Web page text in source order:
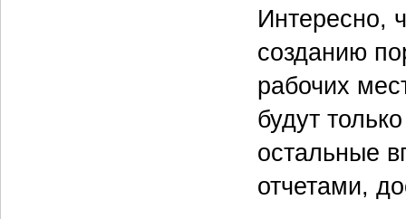
Интересно,
созданию
рабочих
будут
остальные
отчетами,